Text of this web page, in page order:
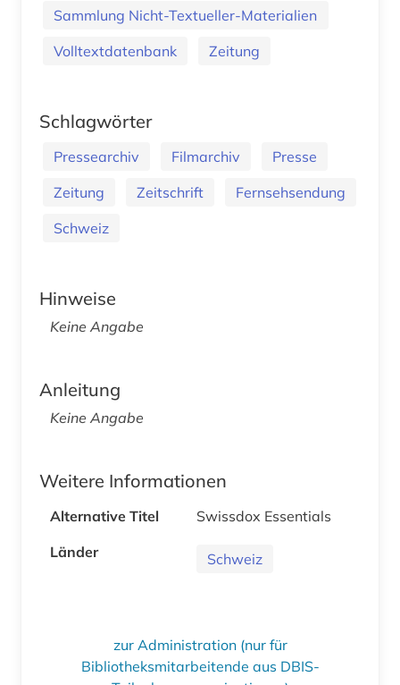
Sammlung Nicht-Textueller-Materialien
Volltextdatenbank
Zeitung
Schlagwörter
Pressearchiv Filmarchiv
Presse
Zeitung
Zeitschrift
Fernsehsendung
Schweiz
Hinweise
Keine Angabe
Anleitung
Keine Angabe
Weitere Informationen
Alternative Titel
Swissdox Essentials
Länder
Schweiz
zur Administration (nur für
Bibliotheksmitarbeitende aus DBIS-